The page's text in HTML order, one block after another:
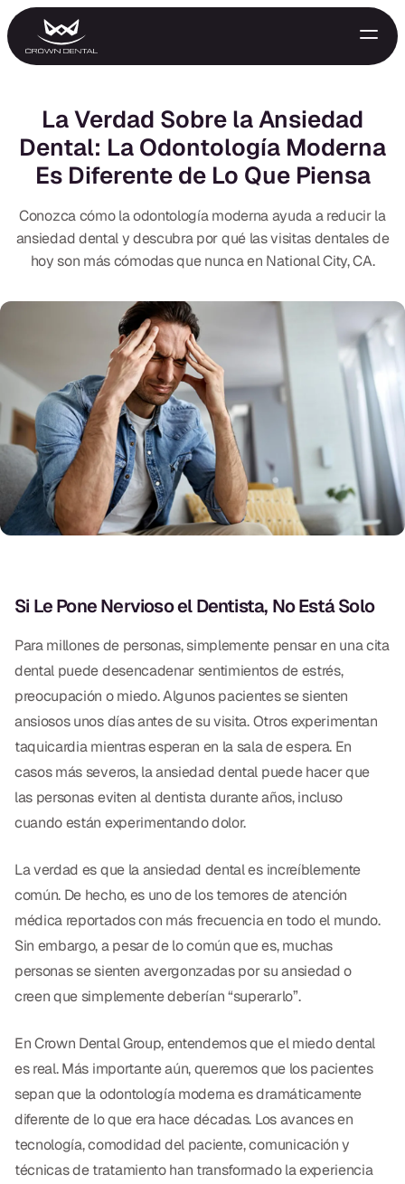
GENERAL
Tratamiento de Emergencia
Protectores Nocturnos
Exámenes Orales
Tratamiento Periodontal
Programa Preventivo
Tratamiento de Conducto
All-on-4
All-on-6
Coronas y Fundas
Puentes Dentales
Empastes Dentales
Implantes Dentales
Dentaduras en el Mismo Día
Implantes el Mismo Día
Reparaciones el Mismo Día
COSMÉTICA
Coronas de Cerámica
Carillas
La Verdad Sobre la Ansiedad
Dental: La Odontología Moderna
Es Diferente de Lo Que Piensa
Conozca cómo la odontología moderna ayuda a reducir la
ansiedad dental y descubra por qué las visitas dentales de
hoy son más cómodas que nunca en National City, CA.
Si Le Pone Nervioso el Dentista, No Está Solo
Para millones de personas, simplemente pensar en una cita
dental puede desencadenar sentimientos de estrés,
preocupación o miedo. Algunos pacientes se sienten
ansiosos unos días antes de su visita. Otros experimentan
taquicardia mientras esperan en la sala de espera. En
casos más severos, la ansiedad dental puede hacer que
las personas eviten al dentista durante años, incluso
cuando están experimentando dolor.
La verdad es que la ansiedad dental es increíblemente
común. De hecho, es uno de los temores de atención
médica reportados con más frecuencia en todo el mundo.
Sin embargo, a pesar de lo común que es, muchas
personas se sienten avergonzadas por su ansiedad o
creen que simplemente deberían “superarlo”.
En Crown Dental Group, entendemos que el miedo dental
es real. Más importante aún, queremos que los pacientes
sepan que la odontología moderna es dramáticamente
diferente de lo que era hace décadas. Los avances en
tecnología, comodidad del paciente, comunicación y
técnicas de tratamiento han transformado la experiencia